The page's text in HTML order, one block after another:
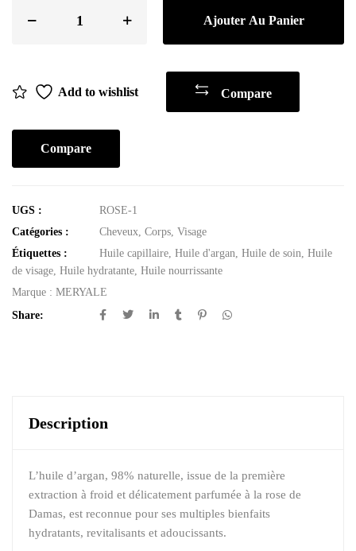
Ajouter Au Panier
Add to wishlist Compare
Compare
UGS :
ROSE-1
Catégories :
Cheveux, Corps, Visage
Étiquettes :
Huile capillaire, Huile d'argan, Huile de soin, Huile
de visage, Huile hydratante, Huile nourrissante
Marque : MERYALE
Share:
Description
L’huile d’argan, 98% naturelle, issue de la première
extraction à froid et délicatement parfumée à la rose de
Damas, est reconnue pour ses multiples bienfaits
hydratants, revitalisants et adoucissants.